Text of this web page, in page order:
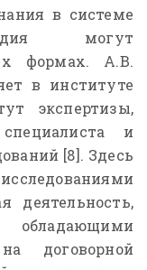
в системе
могут
формах. А.В.
в институте
экспертизы,
и
[8]. Здесь
деятельность,
договорной